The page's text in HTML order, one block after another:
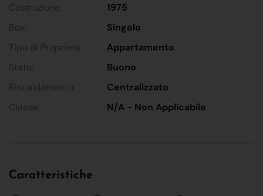
Costruzione:
1975
Box:
Singolo
Tipo di Proprietà:
Appartamento
Stato:
Buono
Riscaldamento:
Centralizzato
Classe:
N/A - Non Applicabile
Caratteristiche